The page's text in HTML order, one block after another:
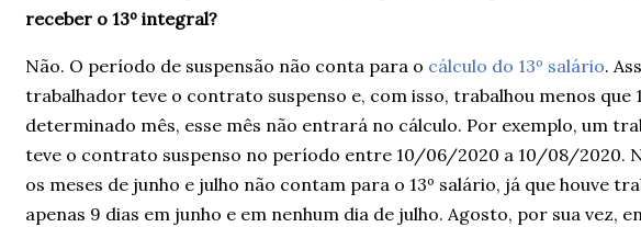
receber o 13º integral?
Não. O período de suspensão não conta para o cálculo do 13º salário.
trabalhador teve o contrato suspenso e, com isso, trabalhou menos que
determinado mês, esse mês não entrará no cálculo. Por exemplo, um
teve o contrato suspenso no período entre 10/06/2020 a 10/08/2020.
os meses de junho e julho não contam para o 13º salário, já que houve
apenas 9 dias em junho e em nenhum dia de julho. Agosto, por sua vez,